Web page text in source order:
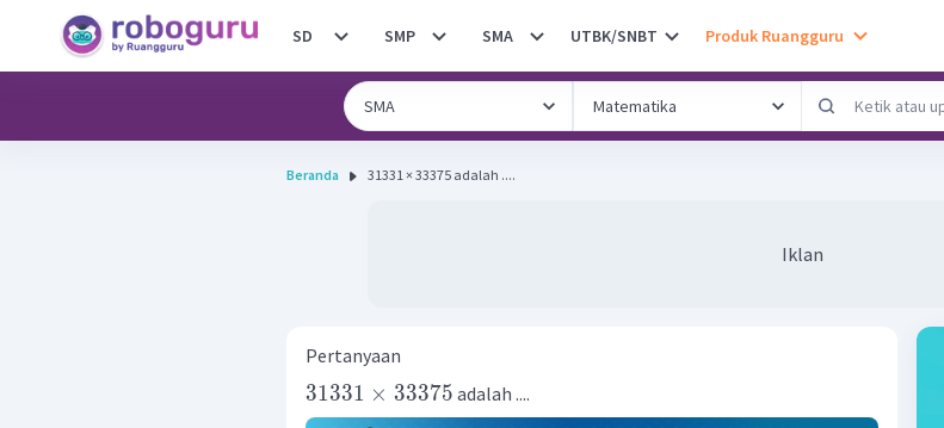
SD SMP SMA UTBK/SNBT Produk Ruangguru
Beranda 31331 × 33375 adalah ....
Iklan
Pertanyaan
31331 × 33375 adalah ....